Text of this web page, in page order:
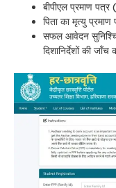
बीपीएल प्रमाण पत्र
पिता का मृत्यु
सफल आवेदन
दिशानिर्देशों की